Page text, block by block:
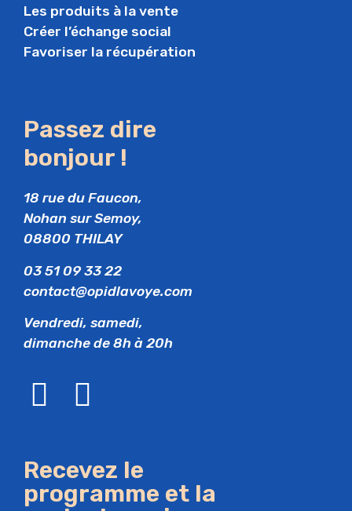
Les produits à la vente
Créer l’échange social
Favoriser la récupération
Passez dire
bonjour !
18 rue du Faucon,
Nohan sur Semoy,
08800 THILAY
03 51 09 33 22
contact@opidlavoye.com
Vendredi, samedi,
dimanche de 8h à 20h
Recevez le
programme et la